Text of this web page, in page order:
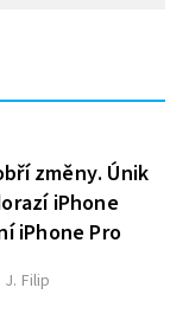
změny. Únik
iPhone
iPhone Pro
J. Filip